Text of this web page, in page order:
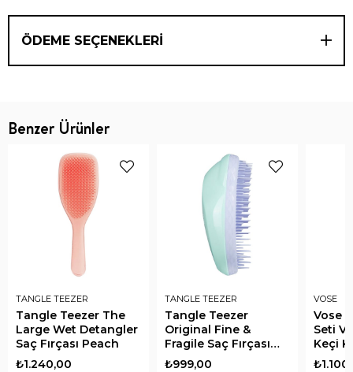
ÖDEME SEÇENEKLERI
Benzer Ürünler
TANGLE TEEZER
Tangle Teezer The
Large Wet Detangler
Saç Fırçası Peach
₺1.240,00
TANGLE TEEZER
Tangle Teezer
Original Fine &
Fragile Saç Fırçası
Mint Lilac
₺999,00
VOSE
Vose
Seti
Keçi
Fırçası